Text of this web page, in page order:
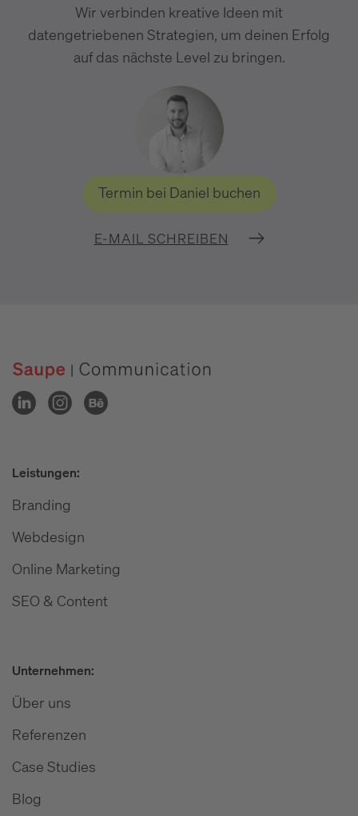
Wir verbinden kreative Ideen mit
datengetriebenen Strategien, um deinen Erfolg
auf das nächste Level zu bringen.
Termin bei Daniel buchen
E-MAIL SCHREIBEN
Leistungen:
Branding
Webdesign
Online Marketing
SEO & Content
Unternehmen:
Über uns
Referenzen
Case Studies
Blog